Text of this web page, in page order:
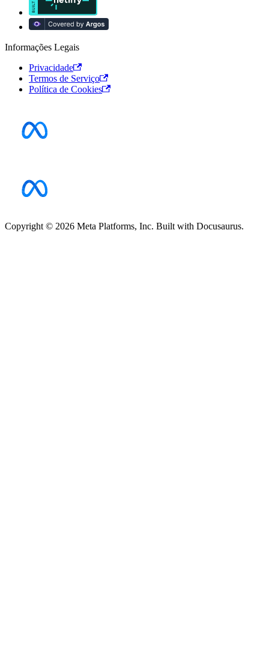
Informações Legais
Privacidade
Termos de Serviço
Política de Cookies
Copyright © 2026 Meta Platforms, Inc. Built with Docusaurus.